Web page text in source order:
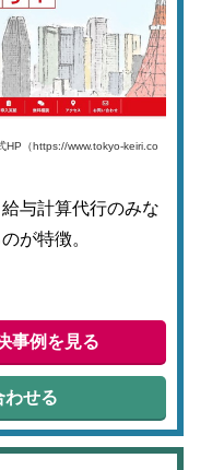
HP（https://www.tokyo-keiri.co
与計算代行のみな
が特徴。
事例を見る
わせる